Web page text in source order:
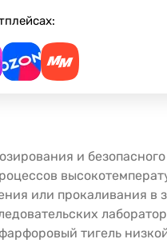
и безопасного
или прокаливания в
тигель